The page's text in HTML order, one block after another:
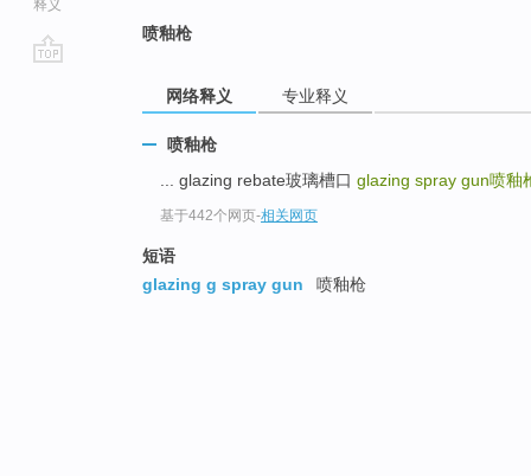
释义
喷釉枪
网络释义 专业释义
喷釉枪
... glazing rebate玻璃槽口 glazing spray gun喷釉
基于442个网页-相关网页
短语
glazing g spray gun
喷釉枪